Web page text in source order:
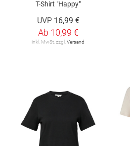
T-Shirt "Happy"
UVP 16,99 €
Ab 10,99 €
inkl. MwSt. zzgl.Versand